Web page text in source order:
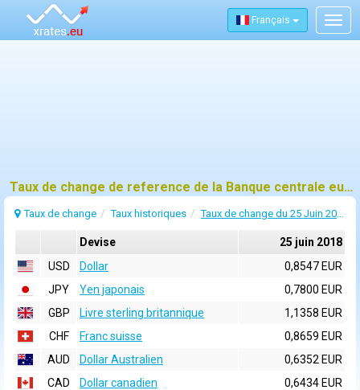
Français
Taux de change de reference de la Banque centrale europeenne (BCE) pour 25 juin 2018
Taux de change Taux historiques Taux de change du 25 Juin 2018
Devise
25 juin 2018
USD
Dollar
0,8547 EUR
JPY
Yen japonais
0,7800 EUR
GBP
Livre sterling britannique
1,1358 EUR
CHF
Franc suisse
0,8659 EUR
AUD
Dollar Australien
0,6352 EUR
CAD
Dollar canadien
0,6434 EUR